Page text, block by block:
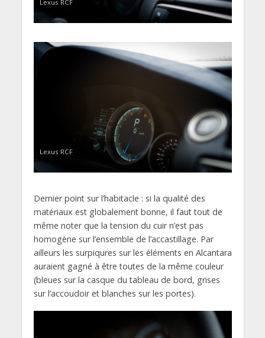
Lexus RCF
Lexus RCF
Dernier point sur l’habitacle : si la qualité des
matériaux est globalement bonne, il faut tout de
même noter que la tension du cuir n’est pas
homogène sur l’ensemble de l’accastillage. Par
ailleurs les surpiqures sur les éléments en Alcantara
auraient gagné à être toutes de la même couleur
(bleues sur la casque du tableau de bord, grises
sur l’accoudoir et blanches sur les portes).